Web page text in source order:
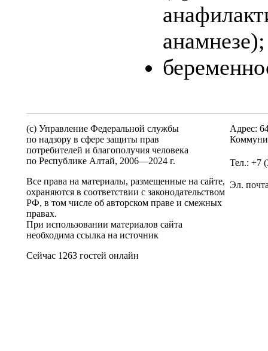
анамнезе);
(c) Управление Федеральной службы
по надзору в сфере защиты прав
потребителей и благополучия человека
по Республике Алтай, 2006—2024 г.
Все права на материалы, размещенные на сайте,
охраняются в соответствии с законодательством
РФ, в том числе об авторском праве и смежных
правах.
При использовании материалов сайта
необходима ссылка на источник
Сейчас 1263 гостей онлайн
Адрес:
Тел.: +7
Эл.